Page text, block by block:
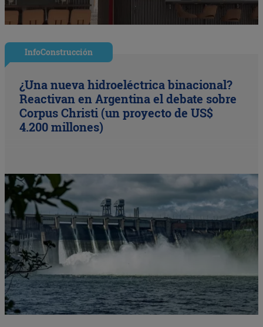
InfoConstrucción
¿Una nueva hidroeléctrica binacional?
Reactivan en Argentina el debate sobre
Corpus Christi (un proyecto de US$
4.200 millones)